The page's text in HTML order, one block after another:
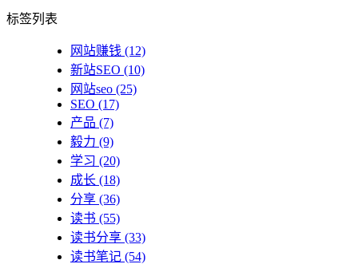
标签列表
网站赚钱 (12)
新站SEO (10)
网站seo (25)
SEO (17)
产品 (7)
毅力 (9)
学习 (20)
成长 (18)
分享 (36)
读书 (55)
读书分享 (33)
读书笔记 (54)